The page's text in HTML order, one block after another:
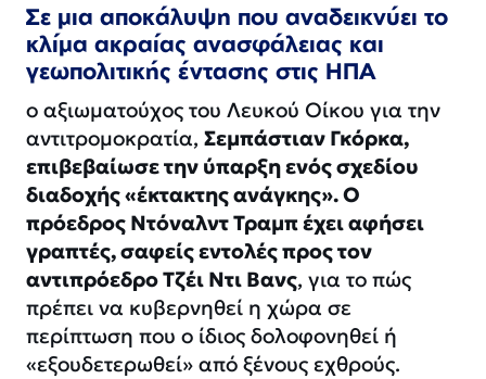
Σε μια αποκάλυψη που αναδεικνύει το
κλίμα ακραίας ανασφάλειας και
γεωπολιτικής έντασης στις ΗΠΑ
ο αξιωματούχος του Λευκού Οίκου για την
αντιτρομοκρατία, Σεμπάστιαν Γκόρκα,
επιβεβαίωσε την ύπαρξη ενός σχεδίου
διαδοχής «έκτακτης ανάγκης». Ο
πρόεδρος Ντόναλντ Τραμπ έχει αφήσει
γραπτές, σαφείς εντολές προς τον
αντιπρόεδρο Τζέι Ντι Βανς, για το πώς
πρέπει να κυβερνηθεί η χώρα σε
περίπτωση που ο ίδιος δολοφονηθεί ή
«εξουδετερωθεί» από ξένους εχθρούς.